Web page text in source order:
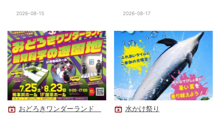
2026-08-15 2026-08-17
おどろきワンダーランド
水かけ祭り